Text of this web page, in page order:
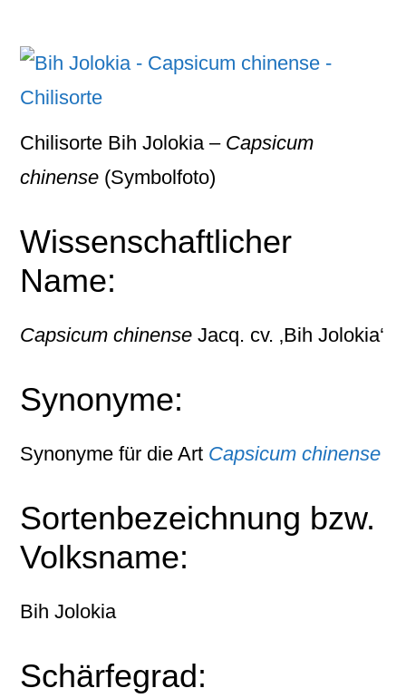
Chilisorte Bih Jolokia – Capsicum
chinense (Symbolfoto)
Wissenschaftlicher
Name:
Capsicum chinense Jacq. cv. ‚Bih Jolokia‘
Synonyme:
Synonyme für die Art Capsicum chinense
Sortenbezeichnung bzw.
Volksname:
Bih Jolokia
Schärfegrad: